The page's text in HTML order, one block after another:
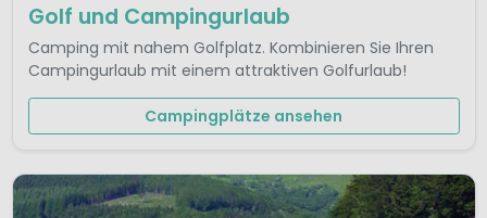
Golf und Campingurlaub
Camping mit nahem Golfplatz. Kombinieren Sie Ihren
Campingurlaub mit einem attraktiven Golfurlaub!
Campingplätze ansehen